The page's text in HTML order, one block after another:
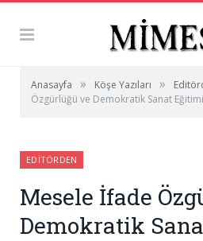
Anasayfa » Köşe Yazıları »
Özgürlüğü ve Demokratik Sanat Eğitimi
EDITÖRDEN
Mesele İfade
Demokratik